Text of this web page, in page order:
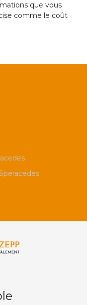
que vous
comme le coût